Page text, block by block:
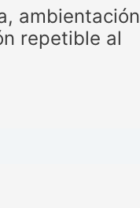
ambientación
repetible al